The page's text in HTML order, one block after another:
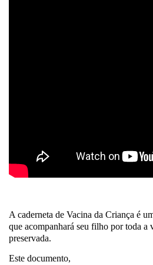
A caderneta de Vacina da Criança é
que acompanhará seu filho por toda a
preservada.
Este documento,